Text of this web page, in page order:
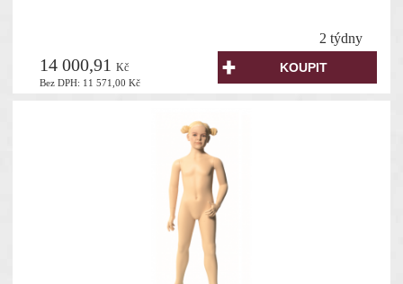
2 týdny
Bez DPH: 11 571,00Kč
14 000,91Kč